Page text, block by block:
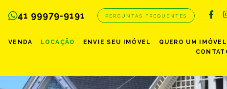
41 99979-9191 PERGUNTAS FREQUENTES
VENDA LOCAÇÃO ENVIE SEU IMÓVEL
QUERO UM IMÓVEL